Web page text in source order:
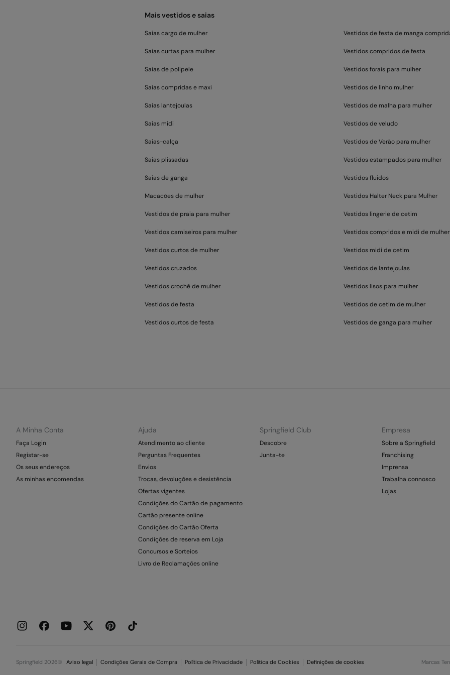
Mais vestidos e saias
Saias cargo de mulher
Saias curtas para mulher
Saias de polipele
Saias compridas e maxi
Saias lantejoulas
Saias midi
Saias-calça
Saias plissadas
Saias de ganga
Macacões de mulher
Vestidos de praia para mulher
Vestidos camiseiros para mulher
Vestidos curtos de mulher
Vestidos cruzados
Vestidos crochê de mulher
Vestidos de festa
Vestidos curtos de festa
Vestidos de festa de manga
Vestidos compridos de festa
Vestidos forais para mulher
Vestidos de linho mulher
Vestidos de malha para mulher
Vestidos de veludo
Vestidos de Verão para mulher
Vestidos estampados para mulher
Vestidos fluidos
Vestidos Halter Neck para Mulher
Vestidos lingerie de cetim
Vestidos compridos e midi de mulher
Vestidos midi de cetim
Vestidos de lantejoulas
Vestidos lisos para mulher
Vestidos de cetim de mulher
Vestidos de ganga para mulher
A Minha Conta
Faça Login
Registar-se
Os seus endereços
As minhas encomendas
Ajuda
Atendimento ao cliente
Perguntas Frequentes
Envios
Trocas, devoluções e desistência
Ofertas vigentes
Condições do Cartão de pagamento
Cartão presente online
Condições do Cartão Oferta
Condições de reserva em Loja
Concursos e Sorteios
Livro de Reclamações online
Springfield Club
Descobre
Junta-te
Empresa
Sobre a Springfield
Franchising
Imprensa
Trabalha connosco
Lojas
Springfield 2026© Aviso legal Condições Gerais de Compra Política de Privacidade Política de Cookies Definições de cookies Marcas